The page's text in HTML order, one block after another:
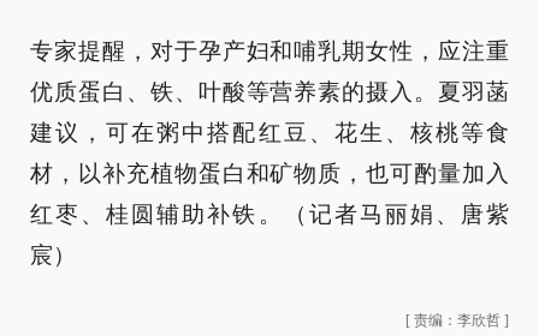
专家提醒，对于孕产妇和哺乳期女性，应注重
优质蛋白、铁、叶酸等营养素的摄入。夏羽菡
建议，可在粥中搭配红豆、花生、核桃等食
材，以补充植物蛋白和矿物质，也可酌量加入
红枣、桂圆辅助补铁。（记者马丽娟、唐紫
宸）
[ 责编：李欣哲 ]